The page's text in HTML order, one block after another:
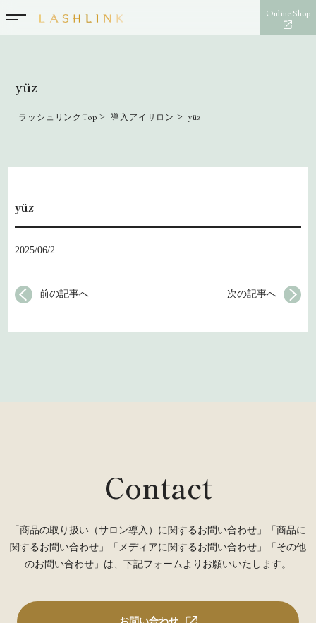
Online Shop
yüz
ラッシュリンクTop > 導入アイサロン > yüz
yüz
2025/06/2
前の記事へ 次の記事へ
Contact
「商品の取り扱い（サロン導入）に関するお問い合わせ」「商品に
関するお問い合わせ」「メディアに関するお問い合わせ」「その他
のお問い合わせ」は、下記フォームよりお願いいたします。